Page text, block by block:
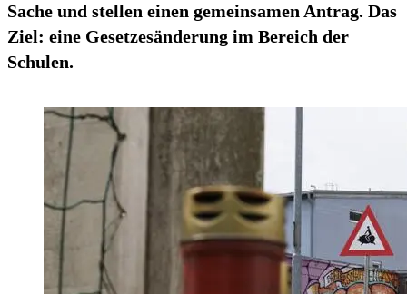
Sache und stellen einen gemeinsamen Antrag. Das
Ziel: eine Gesetzesänderung im Bereich der
Schulen.